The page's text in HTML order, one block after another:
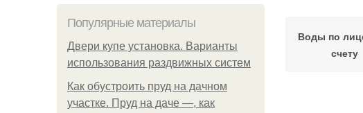
Популярные материалы
Двери купе установка. Варианты
использования раздвижных систем
Как обустроить пруд на дачном
участке. Пруд на даче —, как
Воды по
счету